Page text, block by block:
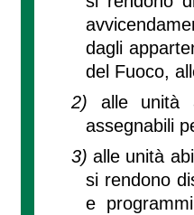
dagli
del Fuoco,
2) alle unità
assegnabili
3)alle unità
si rendono
e